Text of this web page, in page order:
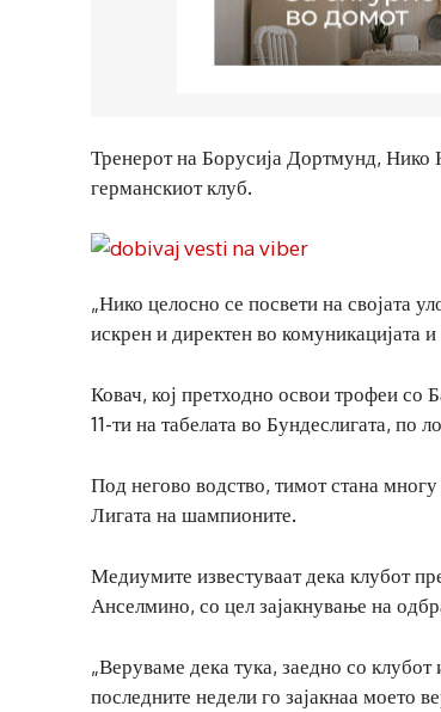
Тренерот на Борусија Дортмунд, Нико
германскиот клуб.
„Нико целосно се посвети на својата
искрен и директен во комуникацијата
Ковач, кој претходно освои трофеи со
11-ти на табелата во Бундеслигата,
Под негово водство, тимот стана
Лигата на шампионите.
Медиумите известуваат дека клубот
Анселмино, со цел зајакнување на
„Веруваме дека тука, заедно со
последните недели го зајакнаа моето